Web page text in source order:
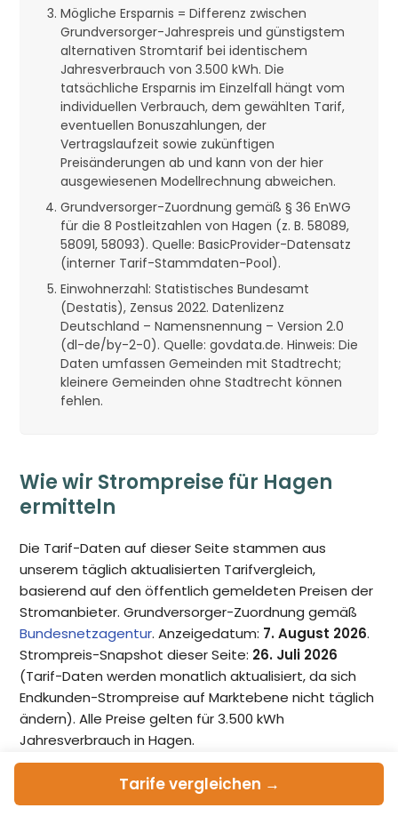
Mögliche Ersparnis = Differenz zwischen
Grundversorger-Jahrespreis und günstigstem
alternativen Stromtarif bei identischem
Jahresverbrauch von 3.500 kWh. Die
tatsächliche Ersparnis im Einzelfall hängt vom
individuellen Verbrauch, dem gewählten Tarif,
eventuellen Bonuszahlungen, der
Vertragslaufzeit sowie zukünftigen
Preisänderungen ab und kann von der hier
ausgewiesenen Modellrechnung abweichen.
Grundversorger-Zuordnung gemäß § 36 EnWG
für die 8 Postleitzahlen von Hagen (z. B. 58089,
58091, 58093). Quelle: BasicProvider-Datensatz
(interner Tarif-Stammdaten-Pool).
Einwohnerzahl: Statistisches Bundesamt
(Destatis), Zensus 2022. Datenlizenz
Deutschland – Namensnennung – Version 2.0
(dl-de/by-2-0). Quelle: govdata.de. Hinweis: Die
Daten umfassen Gemeinden mit Stadtrecht;
kleinere Gemeinden ohne Stadtrecht können
fehlen.
Wie wir Strompreise für Hagen
ermitteln
Die Tarif-Daten auf dieser Seite stammen aus
unserem täglich aktualisierten Tarifvergleich,
basierend auf den öffentlich gemeldeten Preisen der
Stromanbieter. Grundversorger-Zuordnung gemäß
Bundesnetzagentur. Anzeigedatum: 7. August 2026.
Strompreis-Snapshot dieser Seite: 26. Juli 2026
(Tarif-Daten werden monatlich aktualisiert, da sich
Endkunden-Strompreise auf Marktebene nicht täglich
ändern). Alle Preise gelten für 3.500 kWh
Jahresverbrauch in Hagen.
Tarifevergleichen →